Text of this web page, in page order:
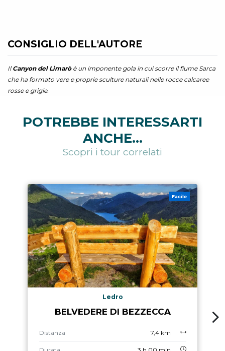
CONSIGLIO DELL'AUTORE
IlCanyon del Limarò è un imponente gola in cui scorre il fiume Sarca
che ha formato vere e proprie sculture naturali nelle rocce calcaree
rosse e grigie.
POTREBBE INTERESSARTI
ANCHE...
Scopri i tour correlati
Facile
Ledro
BELVEDERE DI BEZZECCA
Distanza 7,4 km